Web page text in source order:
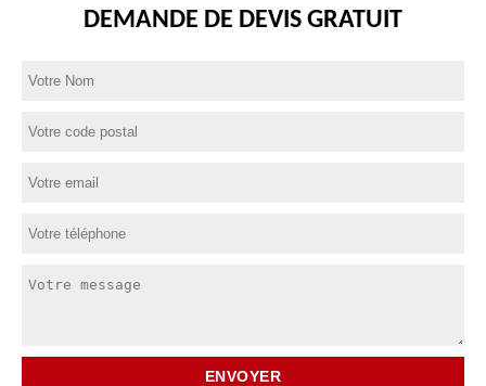
DEMANDE DE DEVIS GRATUIT